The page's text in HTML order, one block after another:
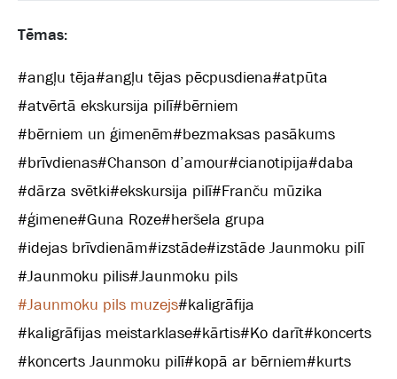
Tēmas:
#angļu tēja#angļu tējas pēcpusdiena#atpūta
#atvērtā ekskursija pilī#bērniem
#bērniem un ģimenēm#bezmaksas pasākums
#brīvdienas#Chanson d’amour#cianotipija#daba
#dārza svētki#ekskursija pilī#Franču mūzika
#ģimene#Guna Roze#heršela grupa
#idejas brīvdienām#izstāde#izstāde Jaunmoku pilī
#Jaunmoku pilis#Jaunmoku pils
#Jaunmoku pils muzejs#kaligrāfija
#kaligrāfijas meistarklase#kārtis#Ko darīt#koncerts
#koncerts Jaunmoku pilī#kopā ar bērniem#kurts